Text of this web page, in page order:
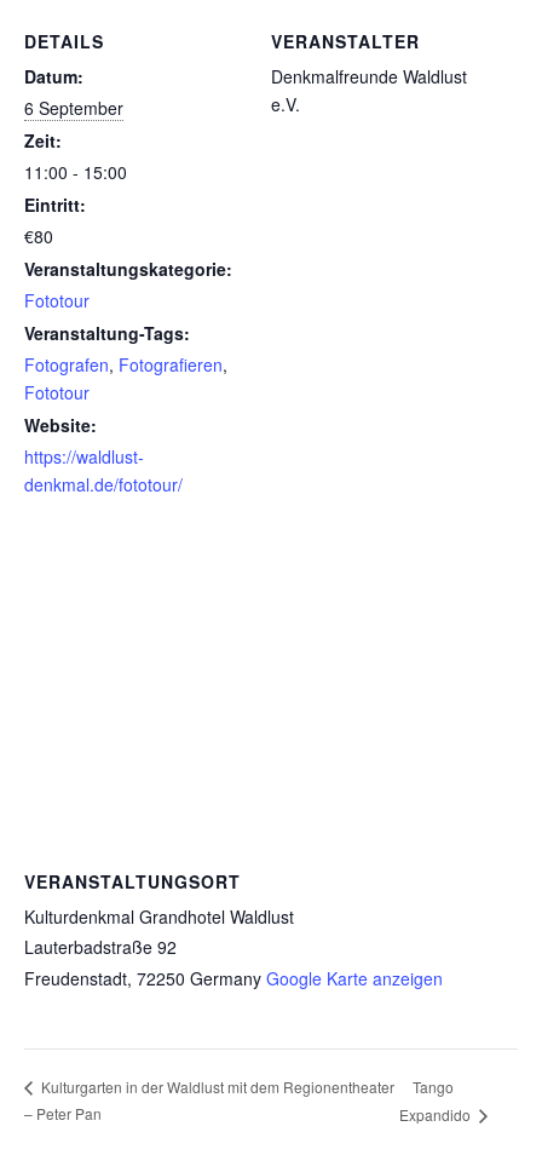
DETAILS
Datum:
6 September
Zeit:
11:00 - 15:00
Eintritt:
€80
Veranstaltungskategorie:
Fototour
Veranstaltung-Tags:
Fotografen, Fotografieren,
Fototour
Website:
https://waldlust-
denkmal.de/fototour/
VERANSTALTER
Denkmalfreunde Waldlust
e.V.
VERANSTALTUNGSORT
Kulturdenkmal Grandhotel Waldlust
Lauterbadstraße 92
Freudenstadt, 72250 Germany Google Karte anzeigen
Kulturgarten in der Waldlust mit dem Regionentheater
– Peter Pan
Tango
Expandido